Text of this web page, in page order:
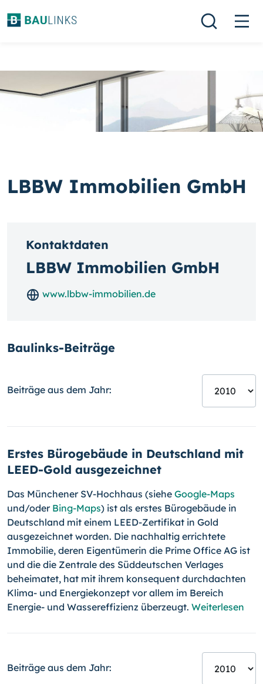
LBBW Immobilien GmbH
Kontaktdaten
LBBW Immobilien GmbH
www.lbbw-immobilien.de
Baulinks-Beiträge
Beiträge aus dem Jahr:
Erstes Bürogebäude in Deutschland mit
LEED-Gold ausgezeichnet
Das Münchener SV-Hochhaus (siehe Google-Maps
und/oder Bing-Maps) ist als erstes Bürogebäude in
Deutschland mit einem LEED-Zertifikat in Gold
ausgezeichnet worden. Die nachhaltig errichtete
Immobilie, deren Eigentümerin die Prime Office AG ist
und die die Zentrale des Süddeutschen Verlages
beheimatet, hat mit ihrem konsequent durchdachten
Klima- und Energiekonzept vor allem im Bereich
Energie- und Wassereffizienz überzeugt. Weiterlesen
Beiträge aus dem Jahr: